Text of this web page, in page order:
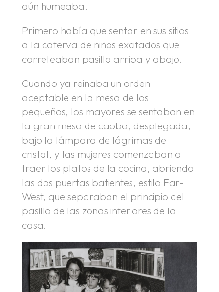
aún humeaba.
Primero había que sentar en sus sitios
a la caterva de niños excitados que
correteaban pasillo arriba y abajo.
Cuando ya reinaba un orden
aceptable en la mesa de los
pequeños, los mayores se sentaban en
la gran mesa de caoba, desplegada,
bajo la lámpara de lágrimas de
cristal, y las mujeres comenzaban a
traer los platos de la cocina, abriendo
las dos puertas batientes, estilo Far-
West, que separaban el principio del
pasillo de las zonas interiores de la
casa.